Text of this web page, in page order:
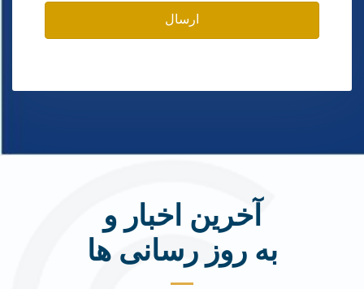
ارسال
آخرین اخبار و
به روز رسانی ها